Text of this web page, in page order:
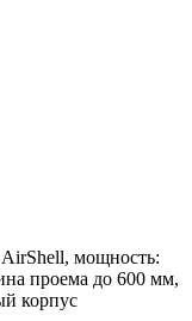
AirShell, мощность:
проема до 600 мм,
корпус